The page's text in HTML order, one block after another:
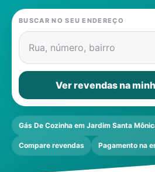
Contatos
BUSCAR NO SEU ENDEREÇO
Rua, número, bairro
Ver revendas na
Gás De Cozinha em Jardim Santa
Compare revendas Pagamento na